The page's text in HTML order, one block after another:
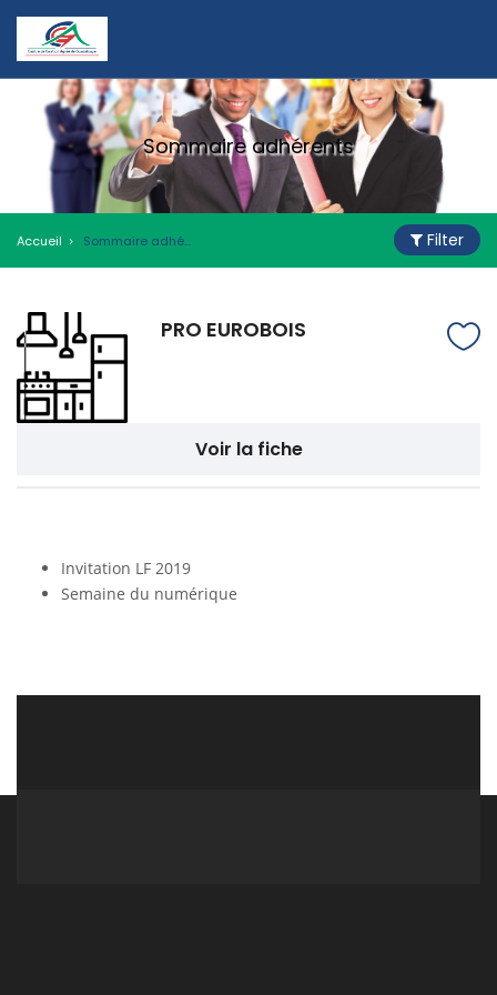
Sommaire adhérents
Accueil Sommaire adhérents Filter
PRO EUROBOIS
Voir la fiche
Invitation LF 2019
Semaine du numérique